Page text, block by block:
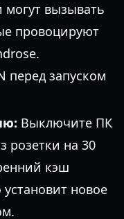
могут вызывать
провоцируют
запуском
Выключите ПК
розетки на 30
кэш
новое